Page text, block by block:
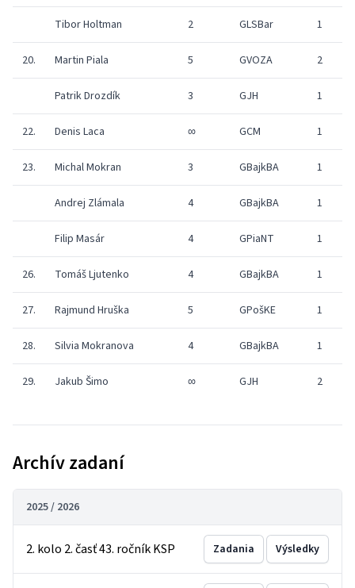
Tibor Holtman 2 GLSBar 1
20. Martin Piala 5 GVOZA 2
Patrik Drozdík 3 GJH 1
22. Denis Laca ∞ GCM 1
23. Michal Mokran 3 GBajkBA 1
Andrej Zlámala 4 GBajkBA 1
Filip Masár 4 GPiaNT 1
26. Tomáš Ljutenko 4 GBajkBA 1
27. Rajmund Hruška 5 GPošKE 1
28. Silvia Mokranova 4 GBajkBA 1
29. Jakub Šimo ∞ GJH 2
Archív zadaní
2025 / 2026
2. kolo 2. časť 43. ročník KSP Zadania Výsledky